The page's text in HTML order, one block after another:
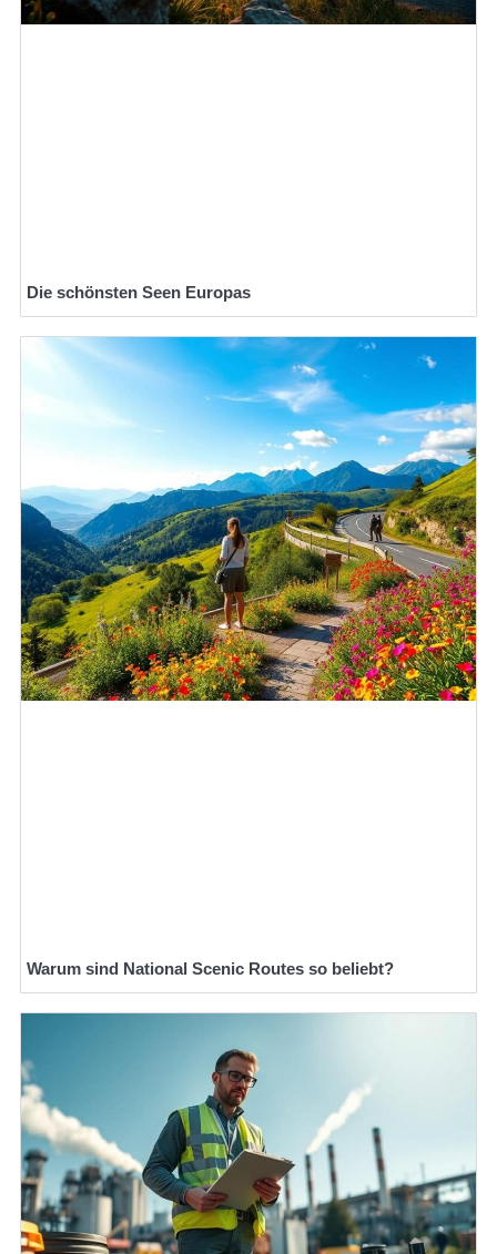
Die schönsten Seen Europas
Warum sind National Scenic Routes so beliebt?